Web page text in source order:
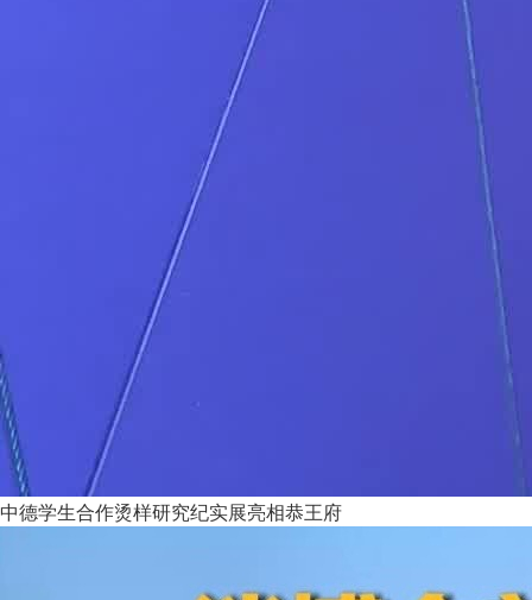
中德学生合作烫样研究纪实展亮相恭王府